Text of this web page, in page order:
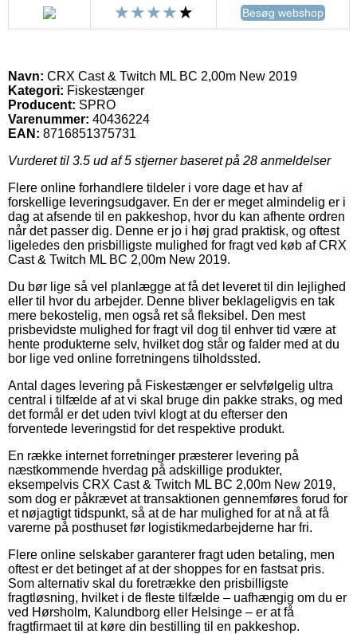
Besøg webshop
Navn: CRX Cast & Twitch ML BC 2,00m New 2019
Kategori: Fiskestænger
Producent: SPRO
Varenummer: 40436224
EAN: 8716851375731
Vurderet til 3.5 ud af 5 stjerner baseret på 28 anmeldelser
Flere online forhandlere tildeler i vore dage et hav af
forskellige leveringsudgaver. En der er meget almindelig er i
dag at afsende til en pakkeshop, hvor du kan afhente ordren
når det passer dig. Denne er jo i høj grad praktisk, og oftest
ligeledes den prisbilligste mulighed for fragt ved køb af CRX
Cast & Twitch ML BC 2,00m New 2019.
Du bør lige så vel planlægge at få det leveret til din lejlighed
eller til hvor du arbejder. Denne bliver beklageligvis en tak
mere bekostelig, men også ret så fleksibel. Den mest
prisbevidste mulighed for fragt vil dog til enhver tid være at
hente produkterne selv, hvilket dog står og falder med at du
bor lige ved online forretningens tilholdssted.
Antal dages levering på Fiskestænger er selvfølgelig ultra
central i tilfælde af at vi skal bruge din pakke straks, og med
det formål er det uden tvivl klogt at du efterser den
forventede leveringstid for det respektive produkt.
En række internet forretninger præsterer levering på
næstkommende hverdag på adskillige produkter,
eksempelvis CRX Cast & Twitch ML BC 2,00m New 2019,
som dog er påkrævet at transaktionen gennemføres forud for
et nøjagtigt tidspunkt, så at de har mulighed for at nå at få
varerne på posthuset før logistikmedarbejderne har fri.
Flere online selskaber garanterer fragt uden betaling, men
oftest er det betinget af at der shoppes for en fastsat pris.
Som alternativ skal du foretrække den prisbilligste
fragtløsning, hvilket i de fleste tilfælde – uafhængig om du er
ved Hørsholm, Kalundborg eller Helsinge – er at få
fragtfirmaet til at køre din bestilling til en pakkeshop.